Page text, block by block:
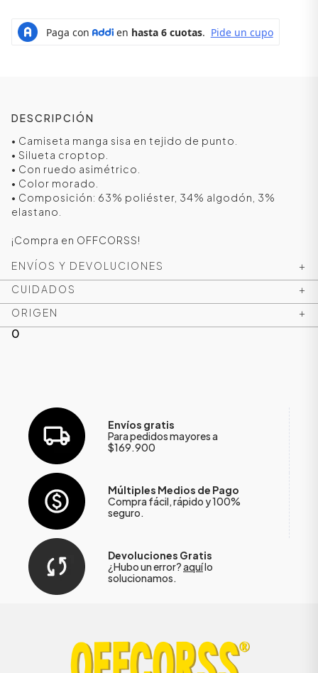
DESCRIPCIÓN
• Camiseta manga sisa en tejido de punto.
• Silueta croptop.
• Con ruedo asimétrico.
• Color morado.
• Composición: 63% poliéster, 34% algodón, 3%
elastano.
¡Compra en OFFCORSS!
ENVÍOS Y DEVOLUCIONES
+
CUIDADOS
+
ORIGEN
+
0
Envíos gratis
Para pedidos mayores a
$169.900
Múltiples Medios de Pago
Compra fácil, rápido y 100%
seguro.
Devoluciones Gratis
¿Hubo un error?aquílo
solucionamos.